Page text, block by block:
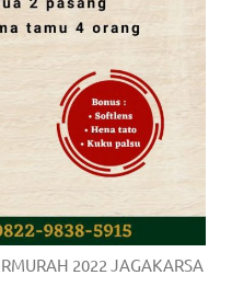
2022 JAGAKARSA